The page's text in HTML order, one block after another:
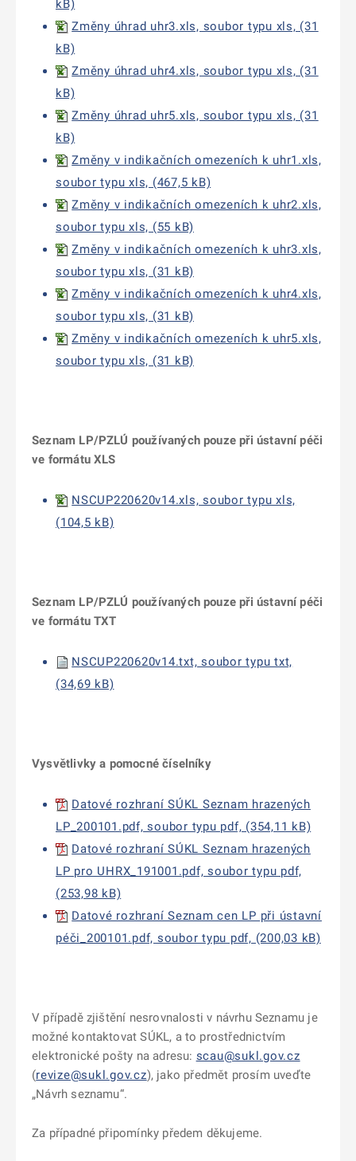
kB)
Změny úhrad uhr3.xls, soubor typu xls, (31
kB)
Změny úhrad uhr4.xls, soubor typu xls, (31
kB)
Změny úhrad uhr5.xls, soubor typu xls, (31
kB)
Změny v indikačních omezeních k uhr1.xls,
soubor typu xls, (467,5 kB)
Změny v indikačních omezeních k uhr2.xls,
soubor typu xls, (55 kB)
Změny v indikačních omezeních k uhr3.xls,
soubor typu xls, (31 kB)
Změny v indikačních omezeních k uhr4.xls,
soubor typu xls, (31 kB)
Změny v indikačních omezeních k uhr5.xls,
soubor typu xls, (31 kB)
Seznam LP/PZLÚ používaných pouze při ústavní péči
ve formátu XLS
NSCUP220620v14.xls, soubor typu xls,
(104,5 kB)
Seznam LP/PZLÚ používaných pouze při ústavní péči
ve formátu TXT
NSCUP220620v14.txt, soubor typu txt,
(34,69 kB)
Vysvětlivky a pomocné číselníky
Datové rozhraní SÚKL Seznam hrazených
LP_200101.pdf, soubor typu pdf, (354,11 kB)
Datové rozhraní SÚKL Seznam hrazených
LP pro UHRX_191001.pdf, soubor typu pdf,
(253,98 kB)
Datové rozhraní Seznam cen LP při ústavní
péči_200101.pdf, soubor typu pdf, (200,03 kB)
V případě zjištění nesrovnalosti v návrhu Seznamu je
možné kontaktovat SÚKL, a to prostřednictvím
elektronické pošty na adresu: scau@sukl.gov.cz
(revize@sukl.gov.cz), jako předmět prosím uveďte
„Návrh seznamu“.
Za případné připomínky předem děkujeme.